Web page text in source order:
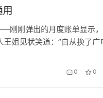
刚刚弹出的月度账单显示
姐见状笑道：”自从换了广
少隐形成本？ 一、价格屠
0 0